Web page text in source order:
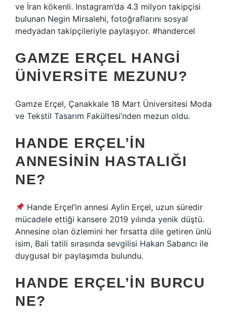
ve İran kökenli. Instagram’da 4.3 milyon takipçisi
bulunan Negin Mirsalehi, fotoğraflarını sosyal
medyadan takipçileriyle paylaşıyor. #handercel
GAMZE ERÇEL HANGI
ÜNIVERSITE MEZUNU?
Gamze Erçel, Çanakkale 18 Mart Üniversitesi Moda
ve Tekstil Tasarım Fakültesi’nden mezun oldu.
HANDE ERÇEL’IN
ANNESININ HASTALIĞI
NE?
Hande Erçel’in annesi Aylin Erçel, uzun süredir
mücadele ettiği kansere 2019 yılında yenik düştü.
Annesine olan özlemini her fırsatta dile getiren ünlü
isim, Bali tatili sırasında sevgilisi Hakan Sabancı ile
duygusal bir paylaşımda bulundu.
HANDE ERÇEL’IN BURCU
NE?